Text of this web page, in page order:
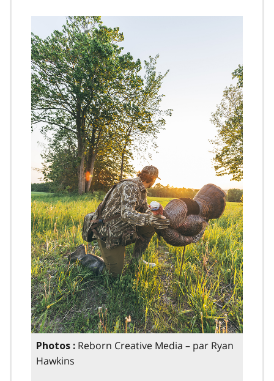
Photos : Reborn Creative Media – par Ryan
Hawkins